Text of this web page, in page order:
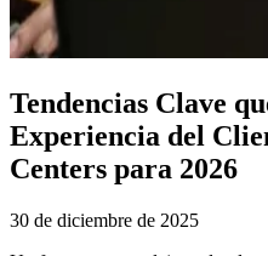
Tendencias Clave
Experiencia del
Centers para 2026
30 de diciembre de 2025